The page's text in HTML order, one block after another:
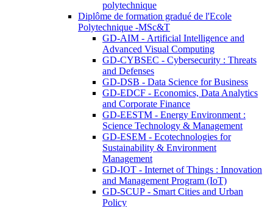
polytechnique
Diplôme de formation gradué de l'Ecole
Polytechnique -MSc&T
GD-AIM - Artificial Intelligence and
Advanced Visual Computing
GD-CYBSEC - Cybersecurity : Threats
and Defenses
GD-DSB - Data Science for Business
GD-EDCF - Economics, Data Analytics
and Corporate Finance
GD-EESTM - Energy Environment :
Science Technology & Management
GD-ESEM - Ecotechnologies for
Sustainability & Environment
Management
GD-IOT - Internet of Things : Innovation
and Management Program (IoT)
GD-SCUP - Smart Cities and Urban
Policy